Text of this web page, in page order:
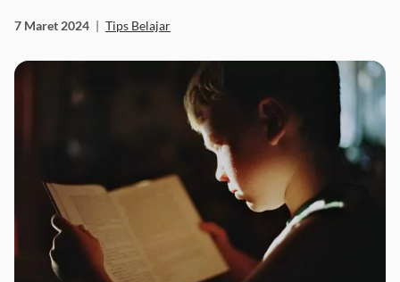
7 Maret 2024 | Tips Belajar